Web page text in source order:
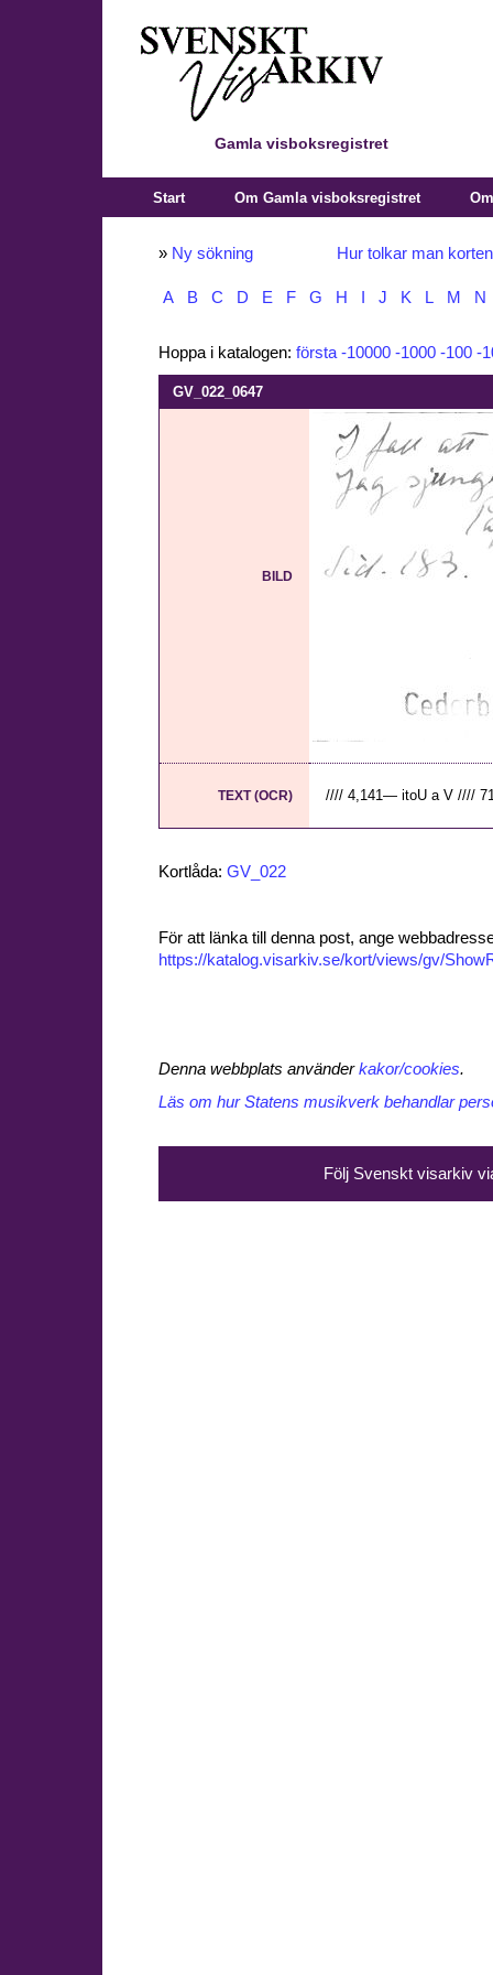
Gamla visboksregistret
Start Om Gamla visboksregistret
» Ny sökning Hur tolkar man
A B C D E F G H J K L M N
Hoppa i katalogen: första -10000 -1000 -100 -
GV_022_0647
BILD
TEXT (OCR) //// 4,141— itoU a V ////
Kortlåda: GV_022
För att länka till denna post, ange
https://katalog.visarkiv.se/kort/views/gv/
Denna webbplats använderkakor/cookies.
Läs om hur Statens musikverk behandlar
Följ Svenskt visarkiv